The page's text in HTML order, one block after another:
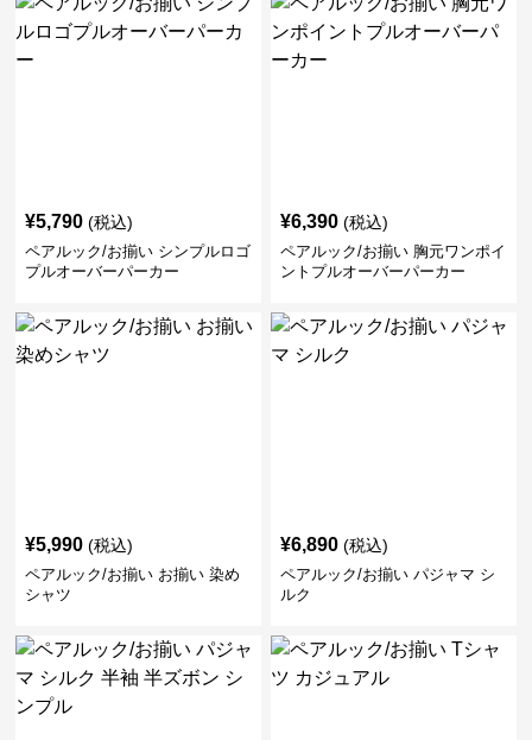
¥5,790 (税込)
ペアルック/お揃い シンプルロゴ
プルオーバーパーカー
¥6,390 (税込)
ペアルック/お揃い 胸元ワンポイ
ントプルオーバーパーカー
¥5,990 (税込)
ペアルック/お揃い お揃い 染め
シャツ
¥6,890 (税込)
ペアルック/お揃い パジャマ シ
ルク